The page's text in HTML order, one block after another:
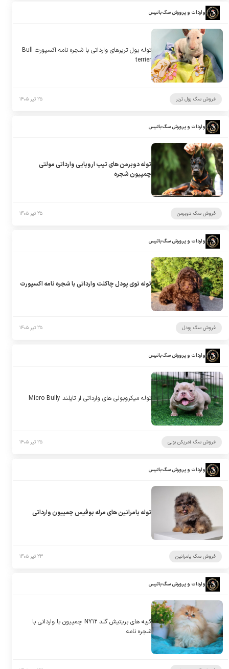
واردات و پرورش سگ باتیس
توله بول تریرهای وارداتی با شجره نامه اکسپورت Bull
terrier
فروش سگ بول تریر ۲۵ تیر ۱۴۰۵
واردات و پرورش سگ باتیس
توله دوبرمن های تیپ اروپایی وارداتی مولتی
چمپیون شجره
فروش سگ دوبرمن ۲۵ تیر ۱۴۰۵
واردات و پرورش سگ باتیس
توله توی پودل چاکلت وارداتی با شجره نامه اکسپورت
فروش سگ پودل ۲۵ تیر ۱۴۰۵
واردات و پرورش سگ باتیس
توله میکروبولی های وارداتی از تایلند Micro Bully
فروش سگ آمریکن بولی ۲۵ تیر ۱۴۰۵
واردات و پرورش سگ باتیس
توله پامرانین های مرله بوفیس چمپیون وارداتی
فروش سگ پامرانین ۲۳ تیر ۱۴۰۵
واردات و پرورش سگ باتیس
گربه های بریتیش گلد NY۱۲ چمپیون با وارداتی با
شجره نامه